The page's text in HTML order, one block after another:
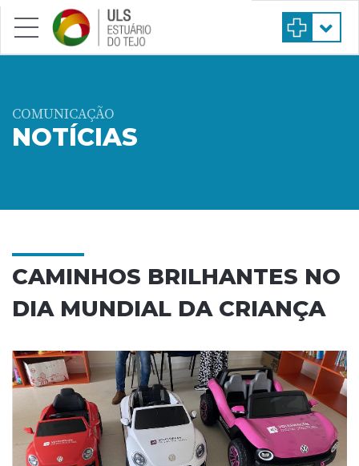
Saltar para conteúdo principal
COMUNICAÇÃO
NOTÍCIAS
CAMINHOS BRILHANTES NO
DIA MUNDIAL DA CRIANÇA